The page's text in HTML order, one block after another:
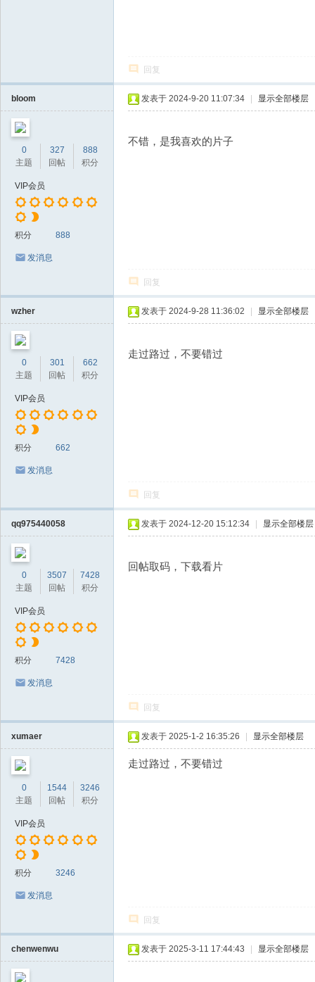
回复
bloom
0
主题
327
回帖
888
积分
VIP会员
积分 888
发消息
发表于 2024-9-20 11:07:34 显示全部楼层
不错，是我喜欢的片子
回复
wzher
0
主题
301
回帖
662
积分
VIP会员
积分 662
发消息
发表于 2024-9-28 11:36:02 显示全部楼层
走过路过，不要错过
回复
qq975440058
0
主题
3507
回帖
7428
积分
VIP会员
积分 7428
发消息
发表于 2024-12-20 15:12:34 显示全部楼层
回帖取码，下载看片
回复
xumaer
0
主题
1544
回帖
3246
积分
VIP会员
积分 3246
发消息
发表于 2025-1-2 16:35:26 显示全部楼层
走过路过，不要错过
回复
chenwenwu 发表于 2025-3-11 17:44:43 显示全部楼层